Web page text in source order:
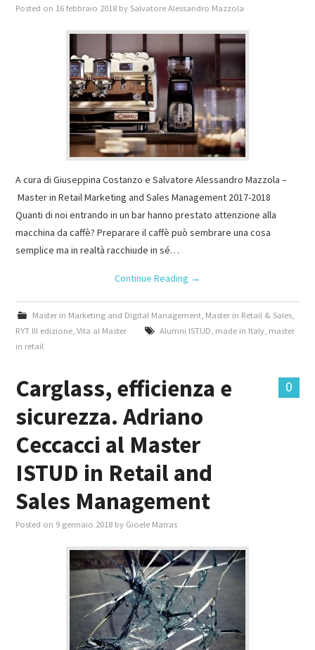
Posted on 16 febbraio 2018 by Salvatore Alessandro Mazzola
A cura di Giuseppina Costanzo e Salvatore Alessandro Mazzola –
Master in Retail Marketing and Sales Management 2017-2018
Quanti di noi entrando in un bar hanno prestato attenzione alla
macchina da caffè? Preparare il caffè può sembrare una cosa
semplice ma in realtà racchiude in sé…
Continue Reading →
Master in Marketing and Digital Management, Master in Retail & Sales,
RYT III edizione ,Vita al Master Alumni ISTUD made in Italy, master
in retail
0
Carglass, efficienza e
sicurezza. Adriano
Ceccacci al Master
ISTUD in Retail and
Sales Management
Posted on 9 gennaio 2018 by Gioele Marras